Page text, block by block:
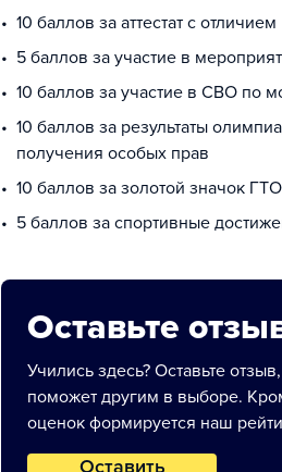
10 баллов за аттестат с отличием
5 баллов за участие в
10 баллов за участие в СВО по
10 баллов за результаты
получения особых прав
10 баллов за золотой значок ГТО
5 баллов за спортивные
Оставьте
Учились здесь? Оставьте
поможет другим в выборе.
оценок формируется наш
Оставить